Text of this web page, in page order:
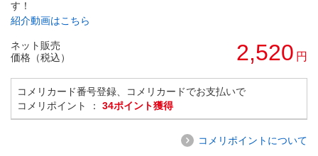
す！
紹介動画はこちら
ネット販売
価格（税込）
2,520 円
コメリカード番号登録、コメリカードでお支払いで
コメリポイント ： 34ポイント獲得
コメリポイントについて